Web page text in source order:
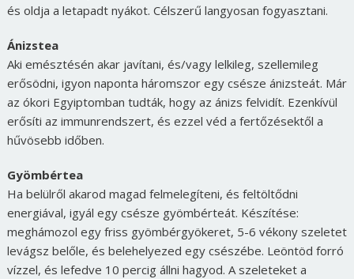
és oldja a letapadt nyákot. Célszerű langyosan fogyasztani.
Ánizstea
Aki emésztésén akar javítani, és/vagy lelkileg, szellemileg
erősödni, igyon naponta háromszor egy csésze ánizsteát. Már
az ókori Egyiptomban tudták, hogy az ánizs felvidít. Ezenkívül
erősíti az immunrendszert, és ezzel véd a fertőzésektől a
hűvösebb időben.
Gyömbértea
Ha belülről akarod magad felmelegíteni, és feltöltődni
energiával, igyál egy csésze gyömbérteát. Készítése:
meghámozol egy friss gyömbérgyökeret, 5-6 vékony szeletet
levágsz belőle, és belehelyezed egy csészébe. Leöntöd forró
vízzel, és lefedve 10 percig állni hagyod. A szeleteket a